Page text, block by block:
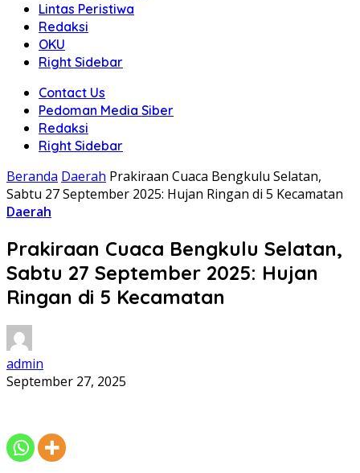
Lintas Peristiwa
Redaksi
OKU
Right Sidebar
Contact Us
Pedoman Media Siber
Redaksi
Right Sidebar
Beranda Daerah Prakiraan Cuaca Bengkulu Selatan,
Sabtu 27 September 2025: Hujan Ringan di 5 Kecamatan
Daerah
Prakiraan Cuaca Bengkulu Selatan,
Sabtu 27 September 2025: Hujan
Ringan di 5 Kecamatan
admin
September 27, 2025